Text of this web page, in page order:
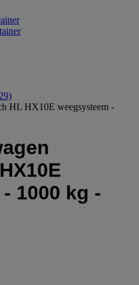
HL HX10E weegsysteem -
1000 kg -